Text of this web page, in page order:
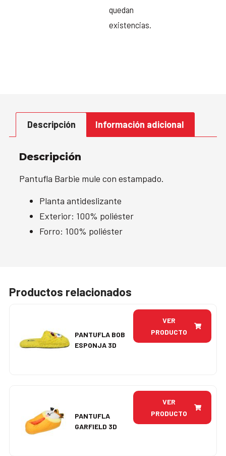
quedan
existencias.
Descripción Información adicional
Descripción
Pantufla Barbie mule con estampado.
Planta antideslizante
Exterior: 100% poliéster
Forro: 100% poliéster
Productos relacionados
PANTUFLA BOB
ESPONJA 3D
VER
PRODUCTO
PANTUFLA
GARFIELD 3D
VER
PRODUCTO